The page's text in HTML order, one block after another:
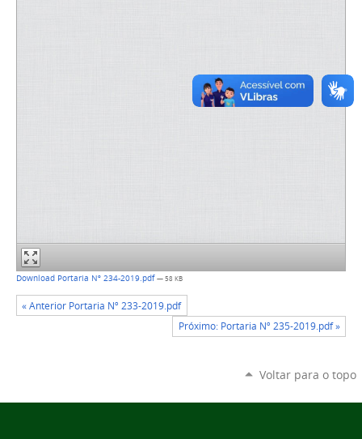
Download Portaria Nº 234-2019.pdf— 58 KB
« Anterior Portaria Nº 233-2019.pdf
Próximo: Portaria Nº 235-2019.pdf »
Voltar para o topo